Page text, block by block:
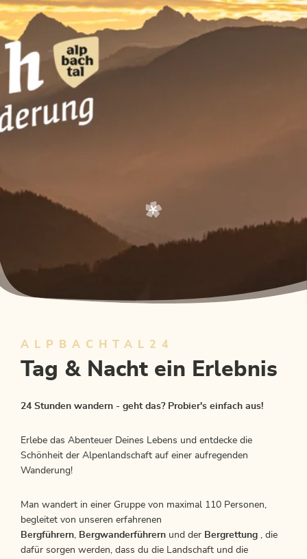
ALPBACHTAL24
Tag & Nacht ein Erlebnis
24 Stunden wandern - geht das? Probier's einfach aus!
Erlebe das Abenteuer Deines Lebens und entdecke die
Schönheit der Alpenlandschaft auf einer aufregenden
Wanderung!
Man wandert in einer Gruppe von maximal 110 Personen,
begleitet von unseren erfahrenen
Bergführern
Bergwanderführern und der Bergrettung
, die
dafür sorgen werden, dass du die Landschaft und die